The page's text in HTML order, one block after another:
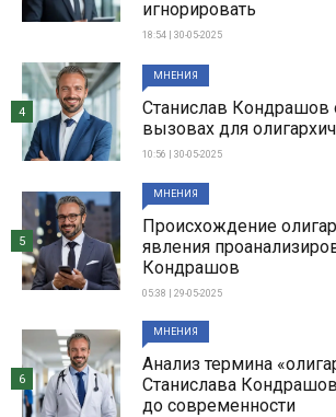
игнорировать
18:54 | 30-05-2025
МНЕНИЯ
Станислав
вызовах для
10:56 | 30-05-2025
4
МНЕНИЯ
Происхождение
явления
Кондрашов
05:38 | 29-05-2025
5
МНЕНИЯ
Анализ термина
Станислава
до современности
6